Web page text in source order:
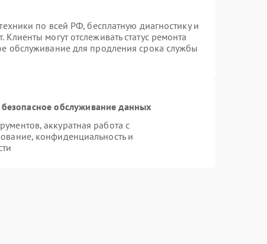
по всей РФ, бесплатную диагностику и
могут отслеживать статус ремонта
обслуживание для продления срока службы
обслуживание данных
аккуратная работа с
конфиденциальность и